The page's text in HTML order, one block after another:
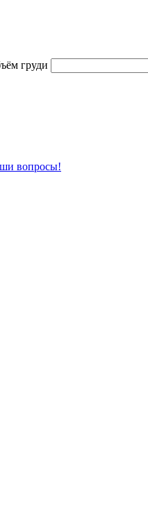
груди
вопросы!